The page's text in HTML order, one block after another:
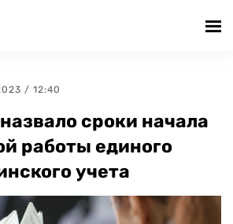
/ 12:40
сроки начала
работы единого
учета